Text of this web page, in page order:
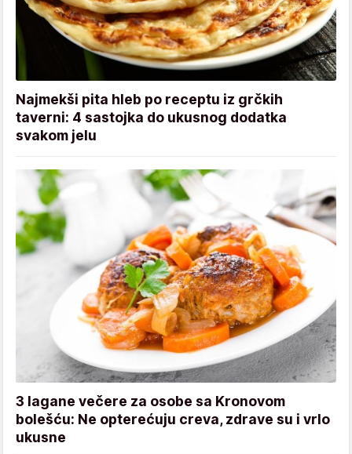
Najmekši pita hleb po receptu iz grčkih
taverni: 4 sastojka do ukusnog dodatka
svakom jelu
3 lagane večere za osobe sa Kronovom
bolešću: Ne opterećuju creva, zdrave su i vrlo
ukusne